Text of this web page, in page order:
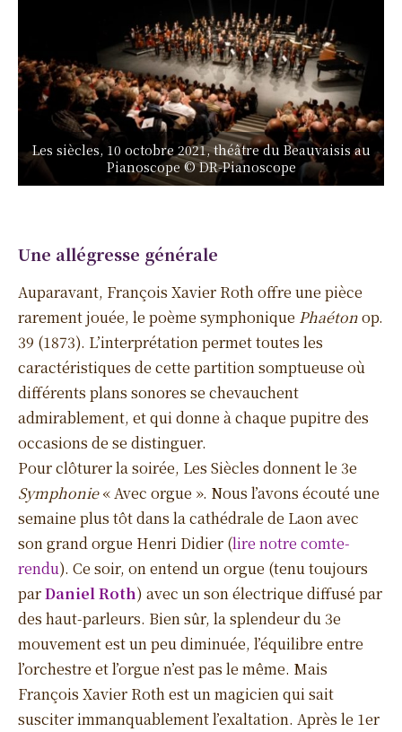
Les siècles, 10 octobre 2021, théâtre du Beauvaisis au
Pianoscope © DR-Pianoscope
Une allégresse générale
Auparavant, François Xavier Roth offre une pièce
rarement jouée, le poème symphonique Phaétonop.
39 (1873). L’interprétation permet toutes les
caractéristiques de cette partition somptueuse où
différents plans sonores se chevauchent
admirablement, et qui donne à chaque pupitre des
occasions de se distinguer.
Pour clôturer la soirée, Les Siècles donnent le 3e
Symphonie« Avec orgue ». Nous l’avons écouté une
semaine plus tôt dans la cathédrale de Laon avec
son grand orgue Henri Didier (lire notre comte-
rendu). Ce soir, on entend un orgue (tenu toujours
parDaniel Roth) avec un son électrique diffusé par
des haut-parleurs. Bien sûr, la splendeur du 3e
mouvement est un peu diminuée, l’équilibre entre
l’orchestre et l’orgue n’est pas le même. Mais
François Xavier Roth est un magicien qui sait
susciter immanquablement l’exaltation. Après le 1er